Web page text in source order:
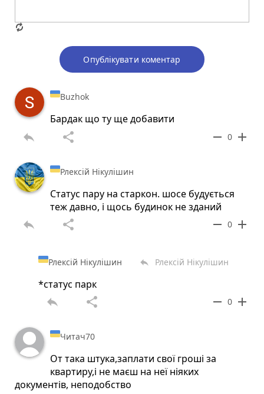
Опублікувати коментар
Buzhok
Бардак що ту ще добавити
reply share remove 0 add
Рлексій Нікулішин
Статус пару на старкон. шосе будується
теж давно, і щось будинок не зданий
reply share remove 0 add
Рлексій Нікулішин reply Рлексій Нікулішин
*статус парк
reply share remove 0 add
Читач70
От така штука,заплати свої гроші за
квартиру,і не маєш на неї ніяких
документів, неподобство